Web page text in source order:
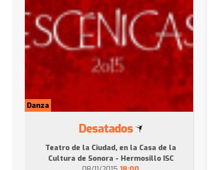
Danza
Desatados
Teatro de la Ciudad, en la Casa de la
Cultura de Sonora - Hermosillo ISC